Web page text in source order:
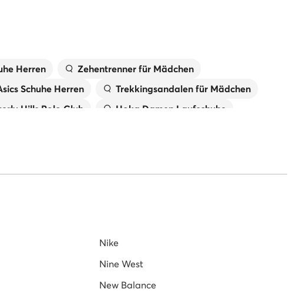
Herren
Zehentrenner für Mädchen
Schuhe Herren
Trekkingsandalen für Mädchen
Hills Polo Club
Hoka Damen Laufschuhe
Nike
Nine West
New Balance